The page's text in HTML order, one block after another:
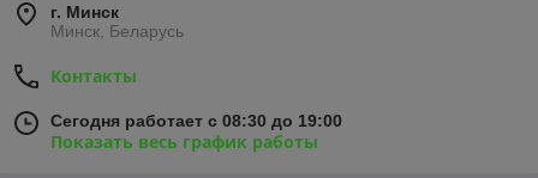
г. Минск
Минск, Беларусь
Контакты
Сегодня работает с 08:30 до 19:00
Показать весь график работы